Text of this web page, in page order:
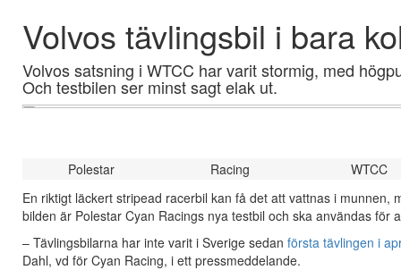
Volvos tävlingsbil i bara
Volvos satsning i WTCC har varit stormig, med
Och testbilen ser minst sagt elak ut.
Polestar Racing
WTCC
En riktigt läckert stripead racerbil kan få det att vattnas i munnen,
bilden är Polestar Cyan Racings nya testbil och ska användas för
– Tävlingsbilarna har inte varit i Sverige sedan första tävlingen i
Dahl, vd för Cyan Racing, i ett pressmeddelande.